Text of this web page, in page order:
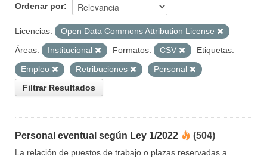
Ordenar por
Licencias:
Open Data Commons Attribution License
Áreas:
Institucional Formatos: CSV
Etiquetas:
Empleo
Retribuciones
Personal
Filtrar Resultados
Personal eventual según Ley 1/2022 (504)
La relación de puestos de trabajo o plazas reservadas a